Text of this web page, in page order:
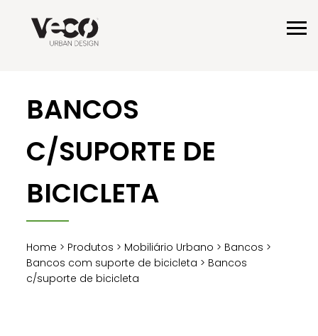
BANCOS
C/SUPORTE DE
BICICLETA
Home > Produtos > Mobiliário Urbano > Bancos >
Bancos com suporte de bicicleta > Bancos
c/suporte de bicicleta